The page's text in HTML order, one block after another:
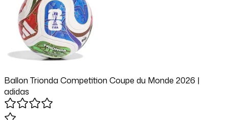
Ballon Trionda Competition Coupe du Monde 2026 |
adidas